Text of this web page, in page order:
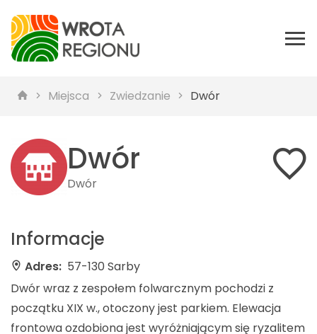
Miejsca Zwiedzanie Dwór
Dwór
Dwór
Informacje
Adres: 57-130 Sarby
Dwór wraz z zespołem folwarcznym pochodzi z
początku XIX w., otoczony jest parkiem. Elewacja
frontowa ozdobiona jest wyróżniającym się ryzalitem